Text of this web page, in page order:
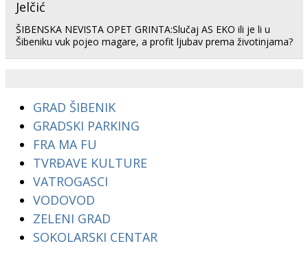
ŠIBENSKA NEVISTA OPET GRINTA:Slučaj AS EKO ili je li u
Šibeniku vuk pojeo magare, a profit ljubav prema životinjama?
GRAD ŠIBENIK
GRADSKI PARKING
FRA MA FU
TVRĐAVE KULTURE
VATROGASCI
VODOVOD
ZELENI GRAD
SOKOLARSKI CENTAR